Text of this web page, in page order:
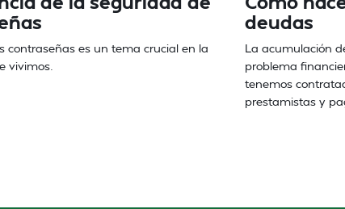
contraseñas es un tema crucial en la
vivimos.
deudas
La acumulación
problema
tenemos
prestamistas y